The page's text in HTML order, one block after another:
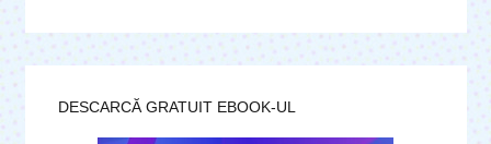
DESCARCĂ GRATUIT EBOOK-UL